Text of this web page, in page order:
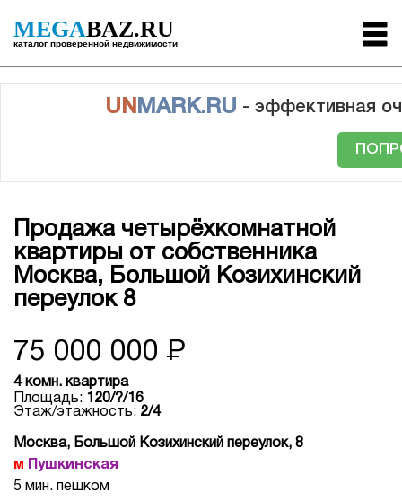
MEGABAZ.RU
каталог проверенной недвижимости
UN MARK.RU - эффективная
Продажа четырёхкомнатной
квартиры от собственника
Москва, Большой Козихинский
переулок 8
75 000 000 Р
4 комн. квартира
Площадь: 120/?/16
Этаж/этажность: 2/4
Москва, Большой Козихинский переулок, 8
Пушкинская
5 мин. пешком